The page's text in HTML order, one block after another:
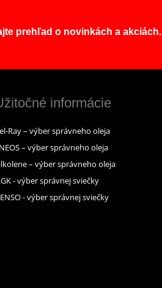
prehľad o novinkách a akciách.
informácie
Ray – výber správneho oleja
– výber správneho oleja
– výber správneho oleja
- výber správnej sviečky
- výber správnej sviečky